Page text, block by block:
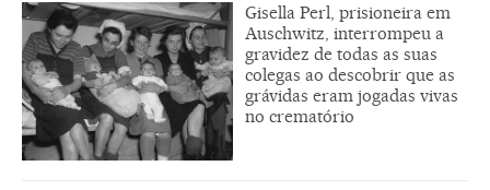
Gisella Perl, prisioneira em
Auschwitz, interrompeu a
gravidez de todas as suas
colegas ao descobrir que as
grávidas eram jogadas vivas
no crematório